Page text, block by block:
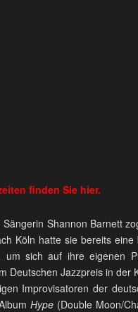
finden Sie hier.
Shannon Barnett
Köln hatte sie bereits
um sich auf ihre eigenen
Deutschen Jazzpreis in der
Improvisatoren der
Hype (Double Moon/